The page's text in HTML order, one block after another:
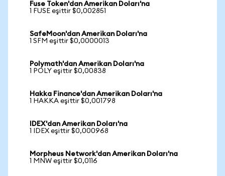
Fuse Token'dan Amerikan Doları'na
1 FUSE eşittir $0,002851
SafeMoon'dan Amerikan Doları'na
1 SFM eşittir $0,0000013
Polymath'dan Amerikan Doları'na
1 POLY eşittir $0,00838
Hakka Finance'dan Amerikan Doları'na
1 HAKKA eşittir $0,001798
IDEX'dan Amerikan Doları'na
1 IDEX eşittir $0,000968
Morpheus Network'dan Amerikan Doları'na
1 MNW eşittir $0,0116